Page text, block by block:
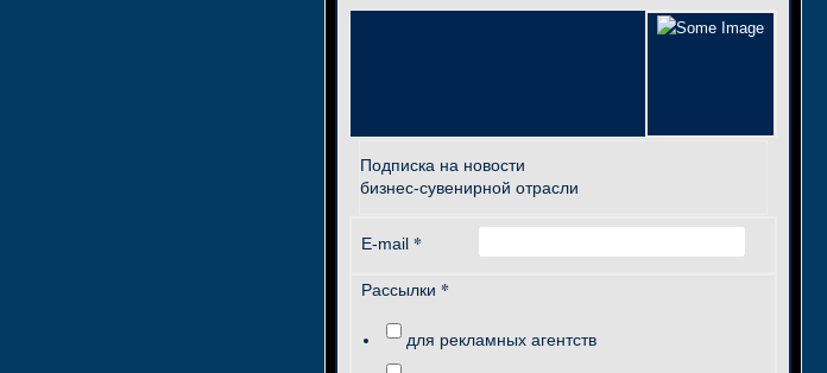
Подписка на новости
бизнес-сувенирной отрасли
E-mail *
Рассылки *
для рекламных агентств